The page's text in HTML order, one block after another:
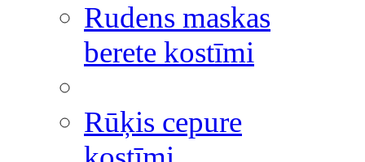
Rudens maskas
berete kostīmi
Rūķis cepure